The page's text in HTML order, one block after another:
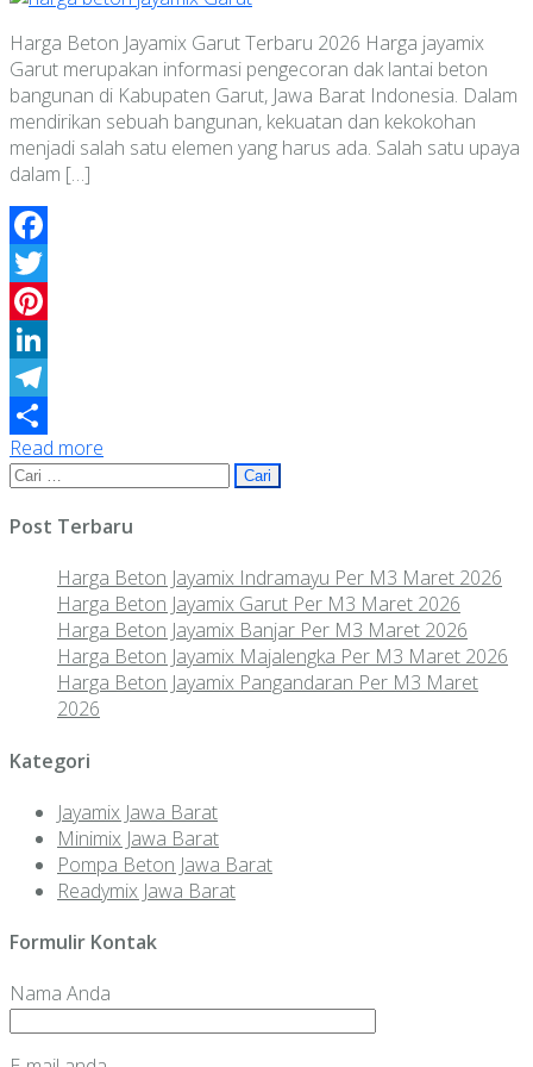
Harga Beton Jayamix Garut Terbaru 2026 Harga jayamix
Garut merupakan informasi pengecoran dak lantai beton
bangunan di Kabupaten Garut, Jawa Barat Indonesia. Dalam
mendirikan sebuah bangunan, kekuatan dan kekokohan
menjadi salah satu elemen yang harus ada. Salah satu upaya
dalam […]
Facebook
Twitter
Pinterest
LinkedIn
Telegram
Share
Read more
Cari
Post Terbaru
Harga Beton Jayamix Indramayu Per M3 Maret 2026
Harga Beton Jayamix Garut Per M3 Maret 2026
Harga Beton Jayamix Banjar Per M3 Maret 2026
Harga Beton Jayamix Majalengka Per M3 Maret 2026
Harga Beton Jayamix Pangandaran Per M3 Maret
2026
Kategori
Jayamix Jawa Barat
Minimix Jawa Barat
Pompa Beton Jawa Barat
Readymix Jawa Barat
Formulir Kontak
Nama Anda